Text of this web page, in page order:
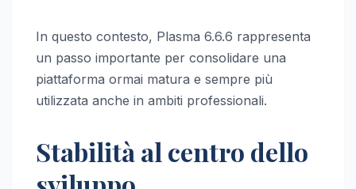
In questo contesto, Plasma 6.6.6 rappresenta
un passo importante per consolidare una
piattaforma ormai matura e sempre più
utilizzata anche in ambiti professionali.
Stabilità al centro dello